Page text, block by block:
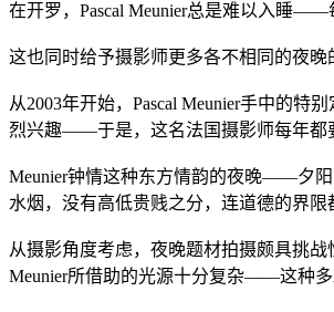
在开罗，Pascal Meunier总是难以入睡
这也同时给予摄影师更多各不相同的夜
从2003年开始，Pascal Meunier手中的特
烈兴趣——于是，这名法国摄影师每年都
Meunier钟情这种东方情韵的夜晚——夕
水烟，没有高低贵贱之分，连道德的界限
从摄影角度考虑，夜晚题材拍摄颇具挑
Meunier所借助的光源十分复杂——这种多